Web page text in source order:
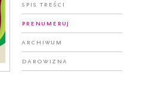
Spis treści
Prenumeruj
Archiwum
Darowizna